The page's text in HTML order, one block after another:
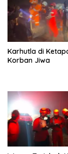
Karhutla di
Korban Jiwa